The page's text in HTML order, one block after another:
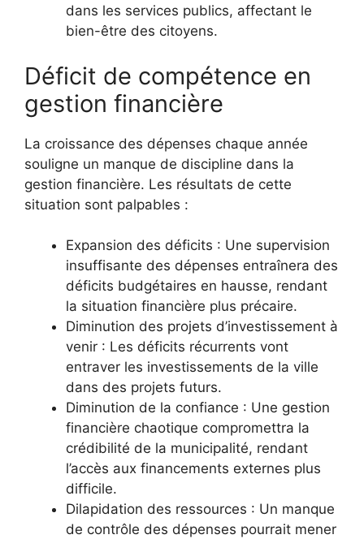
dans les services publics, affectant le
bien-être des citoyens.
Déficit de compétence en
gestion financière
La croissance des dépenses chaque année
souligne un manque de discipline dans la
gestion financière. Les résultats de cette
situation sont palpables :
Expansion des déficits : Une supervision
insuffisante des dépenses entraînera des
déficits budgétaires en hausse, rendant
la situation financière plus précaire.
Diminution des projets d’investissement à
venir : Les déficits récurrents vont
entraver les investissements de la ville
dans des projets futurs.
Diminution de la confiance : Une gestion
financière chaotique compromettra la
crédibilité de la municipalité, rendant
l’accès aux financements externes plus
difficile.
Dilapidation des ressources : Un manque
de contrôle des dépenses pourrait mener